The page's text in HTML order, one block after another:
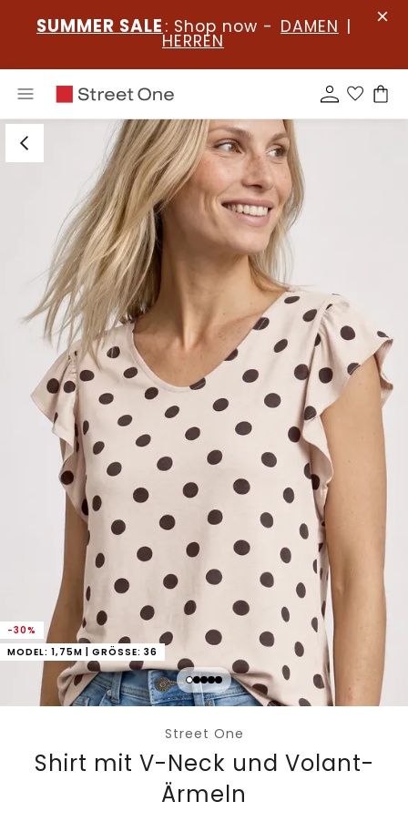
SUMMER SALE : Shop now - DAMEN |
HERREN
-30%
MODEL: 1,75M | GRÖSSE: 36
Street One
Shirt mit V-Neck und Volant-
Ärmeln